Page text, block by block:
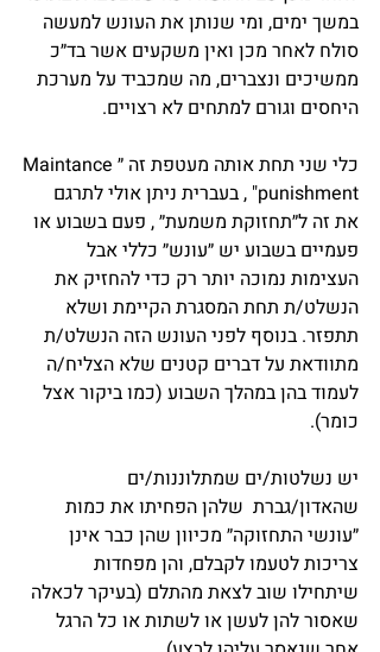
במשך ימים, ומי שנותן את העונש למעשה
סולח לאחר מכן ואין משקעים אשר בד״כ
ממשיכים ונצברים, מה שמכביד על מערכת
היחסים וגורם למתחים לא רצויים.
כלי שני תחת אותה מעטפת זה ״Maintance
punishment" , בעברית ניתן אולי לתרגם
את זה ל״תחזוקת משמעת״ , פעם בשבוע או
פעמיים בשבוע יש ״עונש״ כללי אבל
העצימות נמוכה יותר רק כדי להחזיק את
הנשלט/ת תחת המסגרת הקיימת ושלא
תתפזר. בנוסף לפני העונש הזה הנשלט/ת
מתוודאת על דברים קטנים שלא הצליח/ה
לעמוד בהן במהלך השבוע (כמו ביקור אצל
כומר).
יש נשלטות/ים שמתלוננות/ים
שהאדון/גברת  שלהן הפחיתו את כמות
״עונשי התחזוקה״ מכיוון שהן כבר אינן
צריכות לטעמו לקבלם, והן מפחדות
שיתחילו שוב לצאת מהתלם (בעיקר לכאלה
שאסור להן לעשן או לשתות או כל הרגל